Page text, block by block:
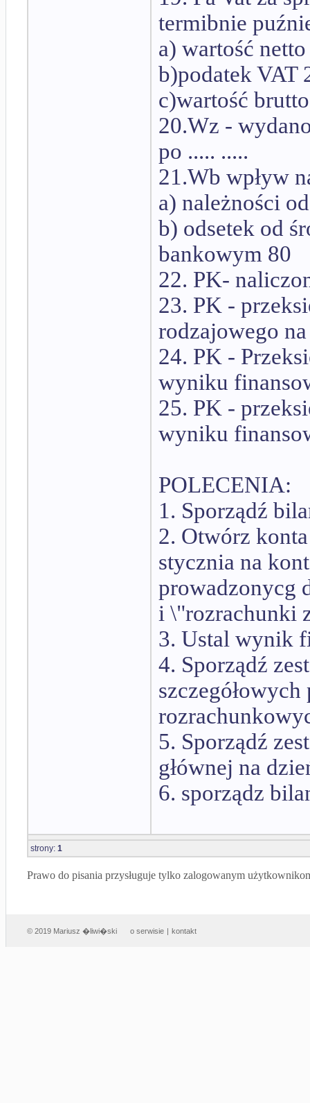
termibnie
a) wartość
b)podatek VAT
c)wartość
20.Wz -
po ..... .....
21.Wb wpływ
a) należności
b) odsetek od
bankowym 80
22. PK-
23. PK -
rodzajowego
24. PK -
wyniku
25. PK -
wyniku
POLECENIA:
1. Sporządź
2. Otwórz
stycznia na
prowadzonycg
i \"rozrachunki
3. Ustal wynik
4. Sporządź
5. Sporządź
głównej na
6. sporządz
strony: 1
Prawo do pisania przysługuje tylko zalogowanym
© 2019 Mariusz �liwi�ski o serwisie | kontakt